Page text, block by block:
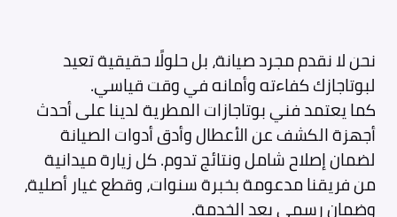
نحن لا نقدم مجرد صيانة، بل حلولًا حقيقية تعيد
لبوتاجازك كفاءته وأمانه في وقت قياسي.
كما يعتمد فني بوتاجازات المطرية لدينا على أحدث
أجهزة الكشف عن الأعطال وأدق أدوات الصيانة
لضمان إصلاح شامل ونتائج تدوم. كل زيارة ميدانية
من فريقنا مدعومة بخبرة سنوات، وقطع غيار أصلية،
وضمان رسمي بعد الخدمة.